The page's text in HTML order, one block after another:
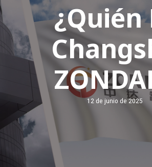
¿Quién
12 de junio de 2025